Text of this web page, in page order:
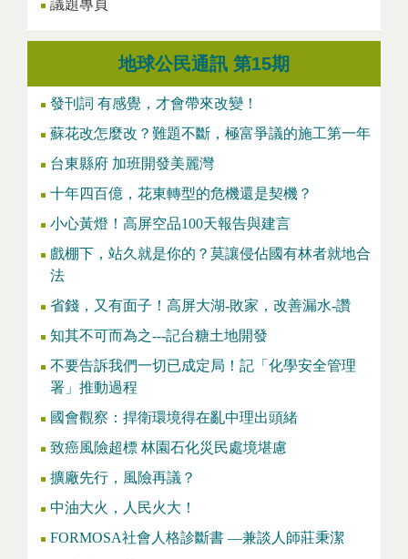
議題專頁
地球公民通訊 第15期
發刊詞 有感覺，才會帶來改變！
蘇花改怎麼改？難題不斷，極富爭議的施工第一年
台東縣府 加班開發美麗灣
十年四百億，花東轉型的危機還是契機？
小心黃燈！高屏空品100天報告與建言
戲棚下，站久就是你的？莫讓侵佔國有林者就地合
法
省錢，又有面子！高屏大湖-敗家，改善漏水-讚
知其不可而為之---記台糖土地開發
不要告訴我們一切已成定局！記「化學安全管理
署」推動過程
國會觀察：捍衛環境得在亂中理出頭緒
致癌風險超標 林園石化災民處境堪慮
擴廠先行，風險再議？
中油大火，人民火大！
FORMOSA社會人格診斷書 —兼談人師莊秉潔